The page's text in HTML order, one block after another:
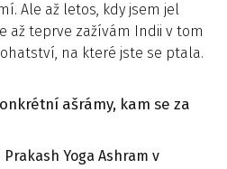
Ale až letos, kdy jsem jel
až teprve zažívám Indii v tom
na které jste se ptala.
ašrámy, kam se za
Yoga Ashram v